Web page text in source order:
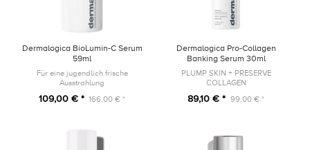
Dermalogica BioLumin-C Serum
59ml
Für eine jugendlich frische
Ausstrahlung
109,00 € * 166,00 € *
Dermalogica Pro-Collagen
Banking Serum 30ml
PLUMP SKIN + PRESERVE
COLLAGEN
89,10 € * 99,00 € *